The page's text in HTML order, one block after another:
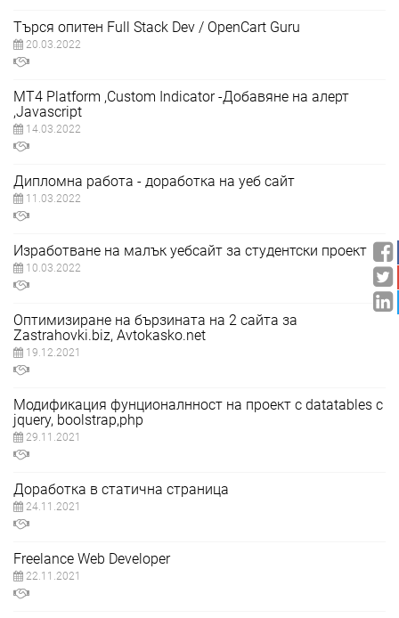
Търся опитен Full Stack Dev / OpenCart Guru
20.03.2022
MT4 Platform ,Custom Indicator -Добавяне на алерт
,Javascript
14.03.2022
Дипломна работа - доработка на уеб сайт
11.03.2022
Изработване на малък уебсайт за студентски проект
10.03.2022
Оптимизиране на бързината на 2 сайта за
Zastrahovki.biz, Avtokasko.net
19.12.2021
Модификация фунционалнност на проект с datatables с
jquery, boolstrap,php
29.11.2021
Доработка в статична страница
24.11.2021
Freelance Web Developer
22.11.2021